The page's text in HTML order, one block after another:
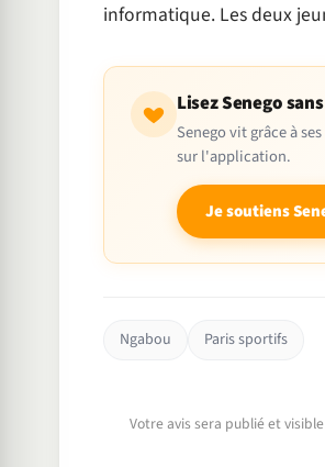
informatique. Les deux
Lisez Senego
Senego vit grâce à
sur l'application.
Je soutiens
Ngabou Paris sportifs
Votre avis sera publié et